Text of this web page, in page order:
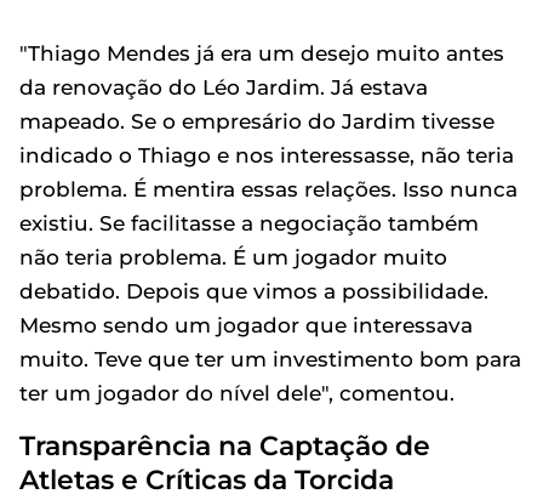
"Thiago Mendes já era um desejo muito antes
da renovação do Léo Jardim. Já estava
mapeado. Se o empresário do Jardim tivesse
indicado o Thiago e nos interessasse, não teria
problema. É mentira essas relações. Isso nunca
existiu. Se facilitasse a negociação também
não teria problema. É um jogador muito
debatido. Depois que vimos a possibilidade.
Mesmo sendo um jogador que interessava
muito. Teve que ter um investimento bom para
ter um jogador do nível dele", comentou.
Transparência na Captação de
Atletas e Críticas da Torcida